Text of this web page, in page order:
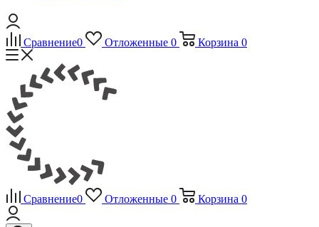
Сравнение0 Отложенные 0 Корзина 0
Сравнение0 Отложенные 0 Корзина 0